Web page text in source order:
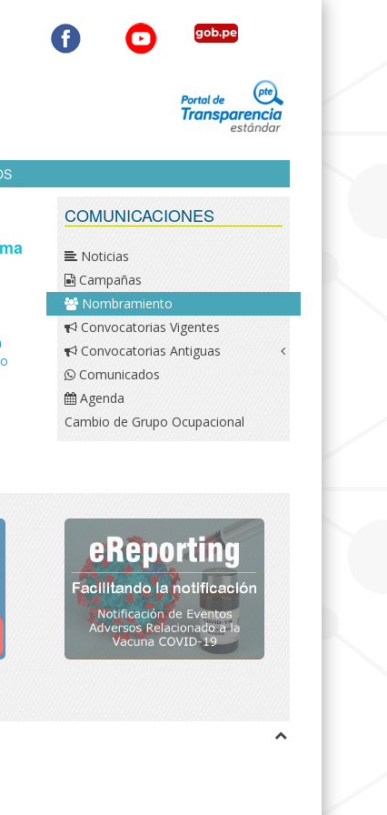
COMUNICACIONES
Noticias
Campañas
Nombramiento
Convocatorias Vigentes
Convocatorias Antiguas
Comunicados
Agenda
Cambio de Grupo Ocupacional